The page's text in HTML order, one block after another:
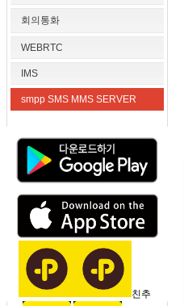
회의통화
WEBRTC
IMS
smpp SMS MMS SERVER
친추